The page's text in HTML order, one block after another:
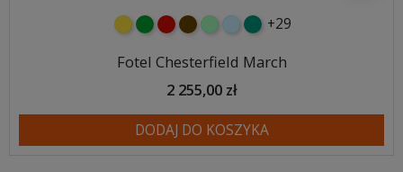
żółtyzielonyczerwony
czekoladowy
miętowybłękitny
turkusowy
+29
Fotel Chesterfield March
2 255,00 zł
DODAJ DO KOSZYKA